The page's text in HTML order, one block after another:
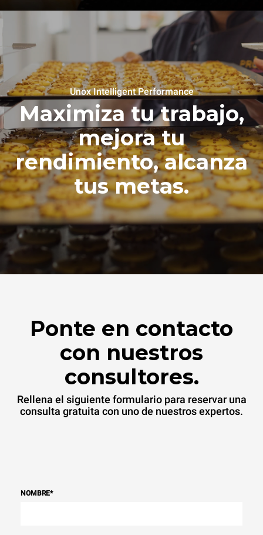
Unox Intelligent Performance
Maximiza tu trabajo,
mejora tu
rendimiento, alcanza
tus metas.
Ponte en contacto
con nuestros
consultores.
Rellena el siguiente formulario para reservar una
consulta gratuita con uno de nuestros expertos.
NOMBRE*